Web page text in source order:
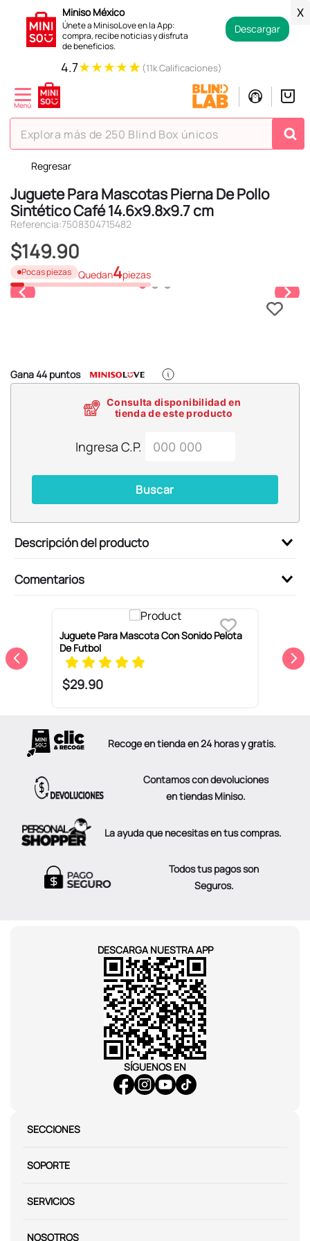
Miniso México
Únete a MinisoLove en la App:
compra, recibe noticias y disfruta
de beneficios.
Descargar
X
4.7★★★★★ (11k Calificaciones)
Explora más de 250 Blind Box únicos
Regresar
Juguete Para Mascotas Pierna De Pollo
Sintético Café 14.6x9.8x9.7 cm
Referencia:7508304715482
$149.90
Pocas piezas Quedan4piezas
Gana44puntos
Consulta disponibilidad en
tienda de este producto
Ingresa C.P.
Buscar
Descripción del producto
Comentarios
Juguete Para Mascota Con Sonido Pelota
De Futbol
$29.90
Recoge en tienda en 24 horas y gratis.
Contamos con devoluciones
en tiendas Miniso.
La ayuda que necesitas en tus compras.
Todos tus pagos son
Seguros.
DESCARGA NUESTRA APP
SÍGUENOS EN
SECCIONES
SOPORTE
SERVICIOS
NOSOTROS
TÉRMINOS MÁS BUSCADOS
1 .
hello kitty
2.
spiderman
3
peluche
4.
osito cariñosito
5.
blind box
9.
chiikawas